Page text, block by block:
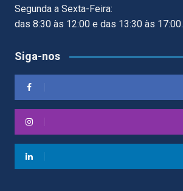
Segunda a Sexta-Feira:
das 8:30 às 12:00 e das 13:30 às 17:00.
Siga-nos